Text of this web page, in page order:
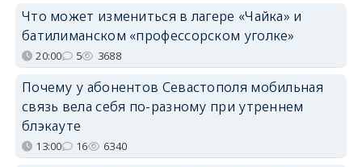
Что может измениться в лагере «Чайка» и
батилиманском «профессорском уголке»
20:00 5 3688
Почему у абонентов Севастополя мобильная
связь вела себя по-разному при утреннем
блэкауте
13:00 16 6340